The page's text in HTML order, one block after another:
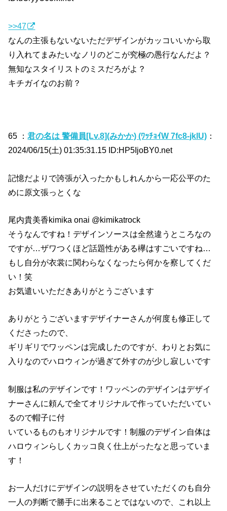
>>47
なんの主張もないないただデザインがカッコいいから取
り入れてまみたいなノリのどこが究極の愚行なんだよ？
無知なスタイリストのミスだろがよ？
キチガイなのお前？
65 ：君の名は 警備員[Lv.8](みかか) (ﾜｯﾁｮｲW 7fc8-jklU) ：
2024/06/15(土) 01:35:31.15 ID:HP5IjoBY0.net
記憶だよりで誇張が入ったかもしれんから一応公平のた
めに原文張っとくな
尾内貴美香kimika onai @kimikatrock
そうなんですね！デザインソースは全然違うところなの
ですが…ザワつくほど話題性がある欅はすごいですね…
もし自分が衣裳に関わらなくなったら何かを察してくだ
い！笑
お気遣いいただきありがとうございます
ありがとうございますデザイナーさんが何度も修正して
くださったので、
ギリギリでワッペンは完成したのですが、わりとお気に
入りなのでハロウィンが過ぎて外すのが少し寂しいです
制服は私のデザインです！ワッペンのデザインはデザイ
ナーさんに頼んで全てオリジナルで作っていただいてい
るので帽子に付
いているものもオリジナルです！制服のデザイン自体は
ハロウィンらしくカッコ良く仕上がったなと思っていま
す！
お一人だけにデザインの説明をさせていただくのも自分
一人の判断で勝手に出来ることではないので、これ以上